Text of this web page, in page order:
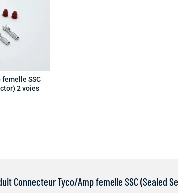
femelle SSC
2 voies
Connecteur Tyco/Amp femelle SSC (Sealed